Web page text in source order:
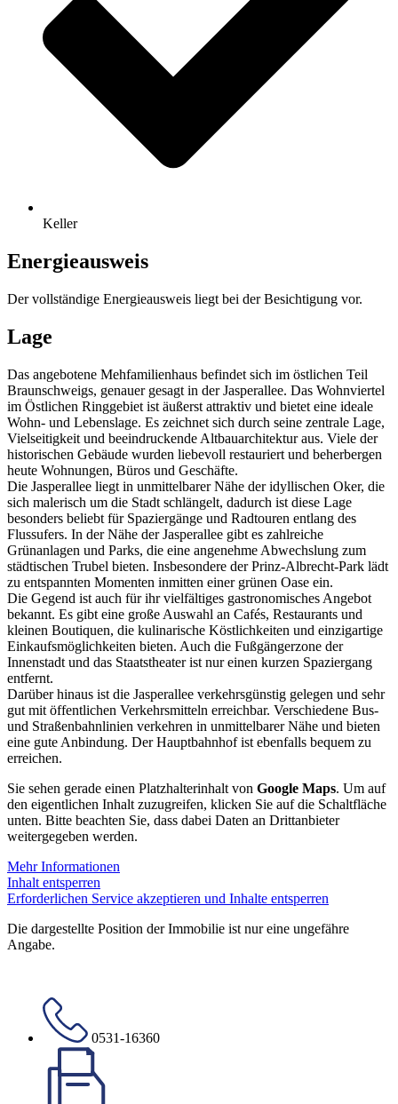
Keller
Energieausweis
Der vollständige Energieausweis liegt bei der Besichtigung vor.
Lage
Das angebotene Mehfamilienhaus befindet sich im östlichen Teil
Braunschweigs, genauer gesagt in der Jasperallee. Das Wohnviertel
im Östlichen Ringgebiet ist äußerst attraktiv und bietet eine ideale
Wohn- und Lebenslage. Es zeichnet sich durch seine zentrale Lage,
Vielseitigkeit und beeindruckende Altbauarchitektur aus. Viele der
historischen Gebäude wurden liebevoll restauriert und beherbergen
heute Wohnungen, Büros und Geschäfte.
Die Jasperallee liegt in unmittelbarer Nähe der idyllischen Oker, die
sich malerisch um die Stadt schlängelt, dadurch ist diese Lage
besonders beliebt für Spaziergänge und Radtouren entlang des
Flussufers. In der Nähe der Jasperallee gibt es zahlreiche
Grünanlagen und Parks, die eine angenehme Abwechslung zum
städtischen Trubel bieten. Insbesondere der Prinz-Albrecht-Park lädt
zu entspannten Momenten inmitten einer grünen Oase ein.
Die Gegend ist auch für ihr vielfältiges gastronomisches Angebot
bekannt. Es gibt eine große Auswahl an Cafés, Restaurants und
kleinen Boutiquen, die kulinarische Köstlichkeiten und einzigartige
Einkaufsmöglichkeiten bieten. Auch die Fußgängerzone der
Innenstadt und das Staatstheater ist nur einen kurzen Spaziergang
entfernt.
Darüber hinaus ist die Jasperallee verkehrsgünstig gelegen und sehr
gut mit öffentlichen Verkehrsmitteln erreichbar. Verschiedene Bus-
und Straßenbahnlinien verkehren in unmittelbarer Nähe und bieten
eine gute Anbindung. Der Hauptbahnhof ist ebenfalls bequem zu
erreichen.
Sie sehen gerade einen Platzhalterinhalt von Google Maps. Um auf
den eigentlichen Inhalt zuzugreifen, klicken Sie auf die Schaltfläche
unten. Bitte beachten Sie, dass dabei Daten an Drittanbieter
weitergegeben werden.
Mehr Informationen
Inhalt entsperren
Erforderlichen Service akzeptieren und Inhalte entsperren
Die dargestellte Position der Immobilie ist nur eine ungefähre
Angabe.
0531-16360